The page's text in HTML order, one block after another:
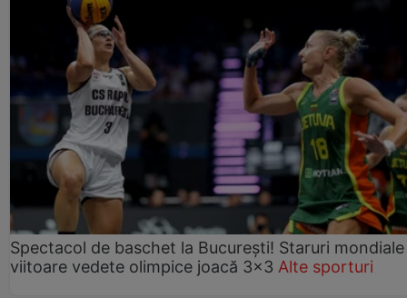
Spectacol de baschet la București! Staruri mondiale
viitoare vedete olimpice joacă 3x3 Alte sporturi